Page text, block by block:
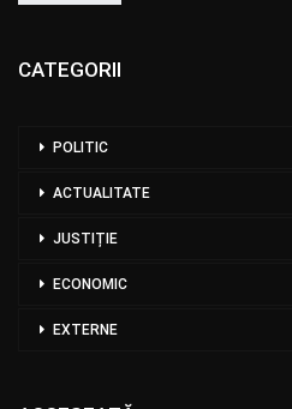
CATEGORII
POLITIC
ACTUALITATE
JUSTIȚIE
ECONOMIC
EXTERNE